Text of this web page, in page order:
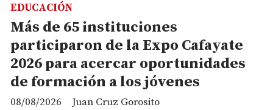
Más de 65 instituciones
participaron de la Expo Cafayate
2026 para acercar oportunidades
de formación a los jóvenes
Juan Cruz Gorosito
EDUCACIÓN
08/08/2026